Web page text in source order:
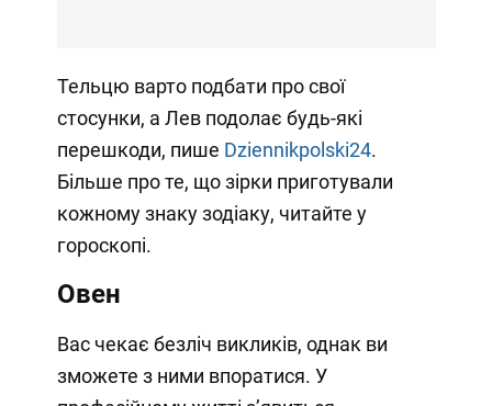
Тельцю варто подбати про свої
стосунки, а Лев подолає будь-які
перешкоди, пише Dziennikpolski24.
Більше про те, що зірки приготували
кожному знаку зодіаку, читайте у
гороскопі.
Овен
Вас чекає безліч викликів, однак ви
зможете з ними впоратися. У